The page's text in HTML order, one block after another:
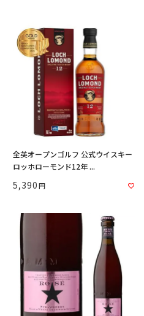
全英オープンゴルフ 公式ウイスキー
ロッホローモンド12年 ...
5,390